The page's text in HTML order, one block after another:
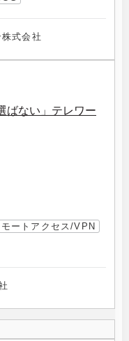
式会社
ばない」テレワー
モートアクセス/VPN